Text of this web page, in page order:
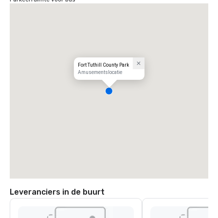
Fort Tuthill County Park
Amusementslocatie
Leveranciers in de buurt